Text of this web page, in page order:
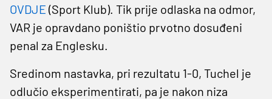
OVDJE (Sport Klub). Tik prije odlaska na odmor,
VAR je opravdano poništio prvotno dosuđeni
penal za Englesku.
Sredinom nastavka, pri rezultatu 1-0, Tuchel je
odlučio eksperimentirati, pa je nakon niza